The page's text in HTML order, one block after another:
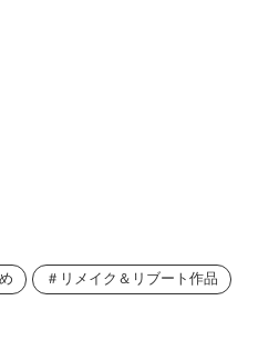
リメイク＆リブート作品